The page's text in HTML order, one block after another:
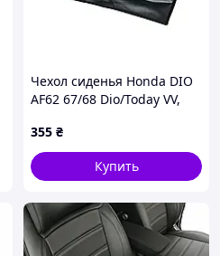
Чехол сиденья Honda DIO
AF62 67/68 Dio/Today VV,
355 ₴
Купить